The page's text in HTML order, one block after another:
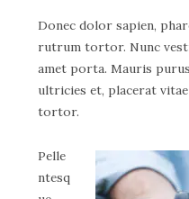
Donec dolor sapien,
rutrum tortor. Nunc
amet porta. Mauris
ultricies et, placerat
tortor.
Pelle
ntesq